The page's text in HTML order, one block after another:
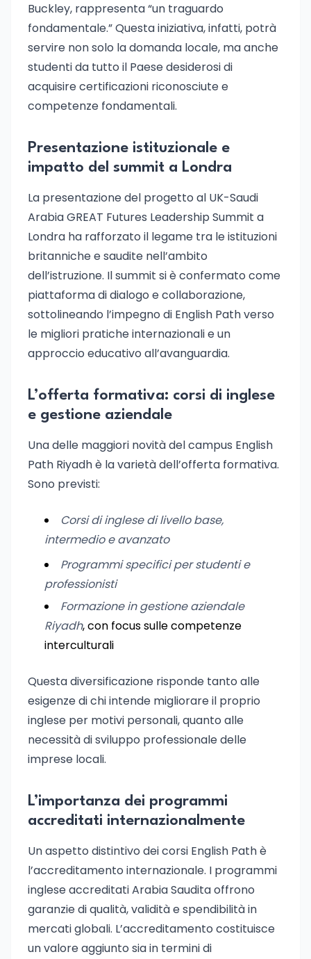
Buckley, rappresenta “un traguardo
fondamentale.” Questa iniziativa, infatti, potrà
servire non solo la domanda locale, ma anche
studenti da tutto il Paese desiderosi di
acquisire certificazioni riconosciute e
competenze fondamentali.
Presentazione istituzionale e
impatto del summit a Londra
La presentazione del progetto al UK-Saudi
Arabia GREAT Futures Leadership Summit a
Londra ha rafforzato il legame tra le istituzioni
britanniche e saudite nell’ambito
dell’istruzione. Il summit si è confermato come
piattaforma di dialogo e collaborazione,
sottolineando l’impegno di English Path verso
le migliori pratiche internazionali e un
approccio educativo all’avanguardia.
L’offerta formativa: corsi di inglese
e gestione aziendale
Una delle maggiori novità del campus English
Path Riyadh è la varietà dell’offerta formativa.
Sono previsti:
Corsi di inglese di livello base,
intermedio e avanzato
Programmi specifici per studenti e
professionisti
Formazione in gestione aziendale
Riyadh, con focus sulle competenze
interculturali
Questa diversificazione risponde tanto alle
esigenze di chi intende migliorare il proprio
inglese per motivi personali, quanto alle
necessità di sviluppo professionale delle
imprese locali.
L’importanza dei programmi
accreditati internazionalmente
Un aspetto distintivo dei corsi English Path è
l’accreditamento internazionale. I programmi
inglese accreditati Arabia Saudita offrono
garanzie di qualità, validità e spendibilità in
mercati globali. L’accreditamento costituisce
un valore aggiunto sia in termini di